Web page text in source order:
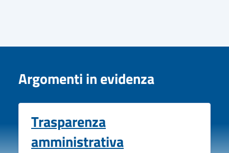
Argomenti in evidenza
Trasparenza
amministrativa